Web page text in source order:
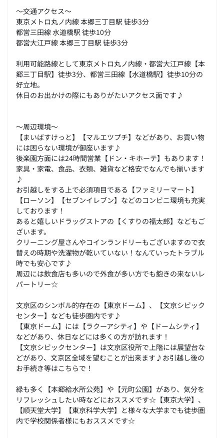
～交通アクセス～
東京メトロ丸ノ内線 本郷三丁目駅 徒歩3分
都営三田線 水道橋駅 徒歩10分
都営大江戸線 本郷三丁目駅 徒歩3分
利用可能路線として東京メトロ丸ノ内線・都営大江戸線【本
郷三丁目駅】徒歩3分、都営三田線【水道橋駅】徒歩10分の
好立地。
休日のお出かけの際にもありがたいアクセス面です♪
～周辺環境～
【まいばすけっと】【マルエツプチ】などがあり、お買い物
には困らない環境が御座います♪
後楽園方面には24時間営業【ドン・キホーテ】もあります！
家具・家電、食品、衣類、雑貨など格安でなんでも揃います
♪
お引越しをする上で必須項目である【ファミリーマート】
【ローソン】【セブンイレブン】などのコンビニ環境も充実
しております！
あると嬉しいドラッグストアの【くすりの福太郎】などもご
ざいます。
クリーニング屋さんやコインランドリーもございますので衣
替えの時期や洗濯物が乾いていない！なんていったトラブル
時でも安心です♪
周辺には飲食店も多いので外食が多い方でも飽きの来ないレ
パートリー☆
文京区のシンボル的存在の【東京ドーム】、【文京シビック
センター】なども徒歩圏内です♪
【東京ドーム】には【ラクーアシティ】や【ドームシティ】
などがあり、休日などには多くの方が訪れます！
【文京シビックセンター】は文京区役所で上階には展望台な
どがあり、文京区全域を望むことが出来ます♪お引越し後の
お手続き等はこちらで！
緑も多く【本郷給水所公苑】や【元町公園】があり、気分を
リフレッシュしたい時などにおススメです☆【東京大学】、
【順天堂大学】【東京科学大学】と様々な大学までも徒歩圏
内で学校関係者様にもおススメです☆